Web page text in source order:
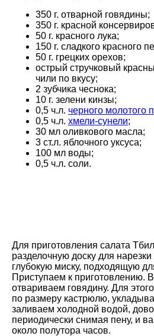
350 г. отварной говядины;
350 г. красной
50 г. красного лука;
150 г. сладкого красного
50 г. грецких орехов;
острый стручковый
чили по вкусу;
2 зубчика чеснока;
10 г. зелени кинзы;
0,5 ч.л. черного молотого
0,5 ч.л. хмели-сунели;
30 мл оливкового масла;
3 ст.л. яблочного уксуса;
100 мл воды;
0,5 ч.л. соли.
Для приготовления салата
разделочную доску для
глубокую миску, подходящую
Приступаем к приготовлению.
отвариваем говядину. Для
по размеру кастрюлю,
заливаем холодной водой,
периодически снимая пену, и
около полутора часов.